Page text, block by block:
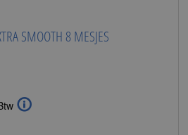
SMOOTH 8 MESJES